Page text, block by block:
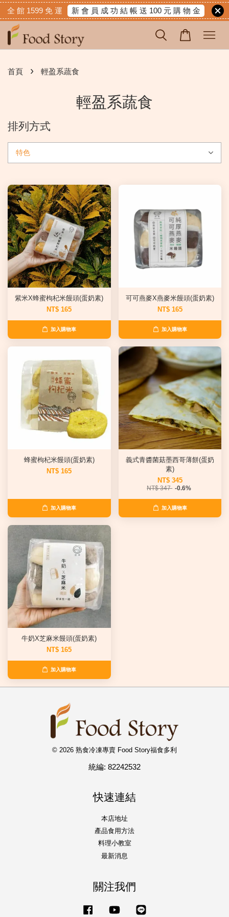
全 館 1599 免 運 新 會 員 成 功 結 帳 送 100 元 購 物 金
首頁 › 輕盈系蔬食
輕盈系蔬食
排列方式
紫米X蜂蜜枸杞米饅頭(蛋奶素)
NT$ 165
加入購物車
可可燕麥X燕麥米饅頭(蛋奶素)
NT$ 165
加入購物車
蜂蜜枸杞米饅頭(蛋奶素)
NT$ 165
加入購物車
義式青醬菌菇墨西哥薄餅(蛋奶
素)
NT$ 345
NT$ 347 -0.6%
加入購物車
牛奶X芝麻米饅頭(蛋奶素)
NT$ 165
加入購物車
© 2026 熟食冷凍專賣 Food Story福食多利
統編: 82242532
快速連結
本店地址
產品食用方法
料理小教室
最新消息
關注我們
Facebook YouTube